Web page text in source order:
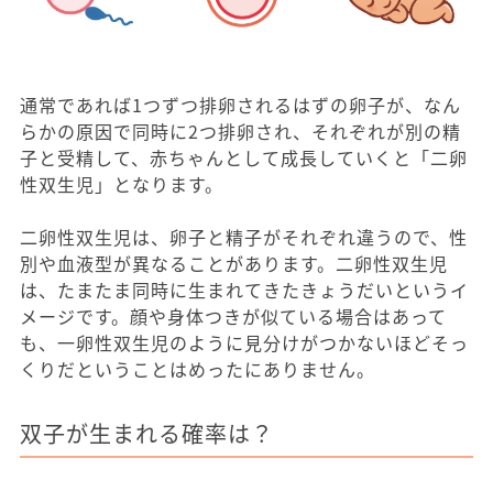
通常であれば1つずつ排卵されるはずの卵子が、なん
らかの原因で同時に2つ排卵され、それぞれが別の精
子と受精して、赤ちゃんとして成長していくと「二卵
性双生児」となります。
二卵性双生児は、卵子と精子がそれぞれ違うので、性
別や血液型が異なることがあります。二卵性双生児
は、たまたま同時に生まれてきたきょうだいというイ
メージです。顔や身体つきが似ている場合はあって
も、一卵性双生児のように見分けがつかないほどそっ
くりだということはめったにありません。
双子が生まれる確率は？